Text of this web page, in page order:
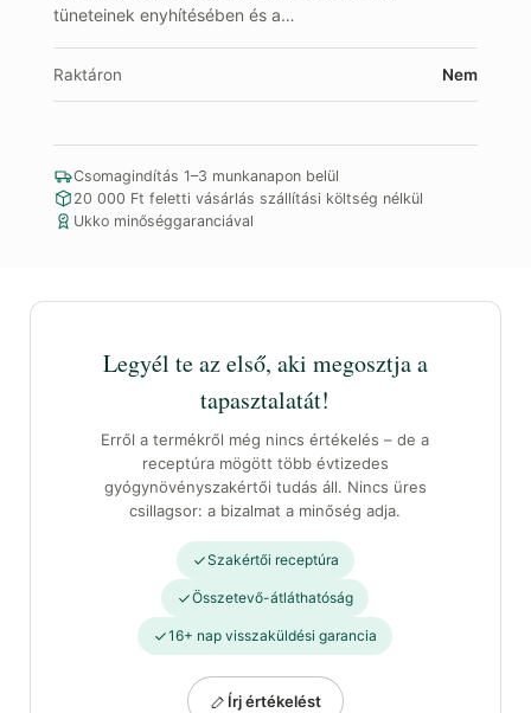
tüneteinek enyhítésében és a…
Raktáron Nem
Csomagindítás 1–3 munkanapon belül
20 000 Ft feletti vásárlás szállítási költség nélkül
Ukko minőséggaranciával
Legyél te az első, aki megosztja a
tapasztalatát!
Erről a termékről még nincs értékelés – de a
receptúra mögött több évtizedes
gyógynövényszakértői tudás áll. Nincs üres
csillagsor: a bizalmat a minőség adja.
Szakértői receptúra
Összetevő-átláthatóság
16+ nap visszaküldési garancia
Írj értékelést